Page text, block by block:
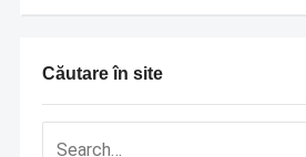
Căutare în site